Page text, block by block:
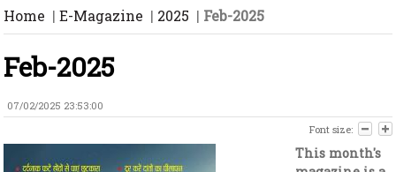
Home |E-Magazine | 2025 | Feb-2025
Feb-2025
07/02/2025 23:53:00
Font size:
This month's